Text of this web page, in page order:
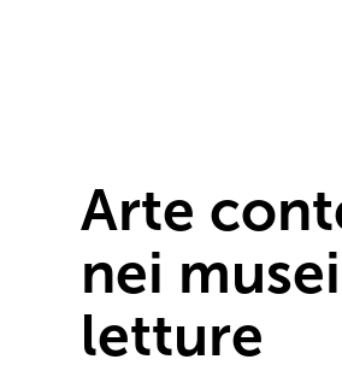
Arte
nei
letture